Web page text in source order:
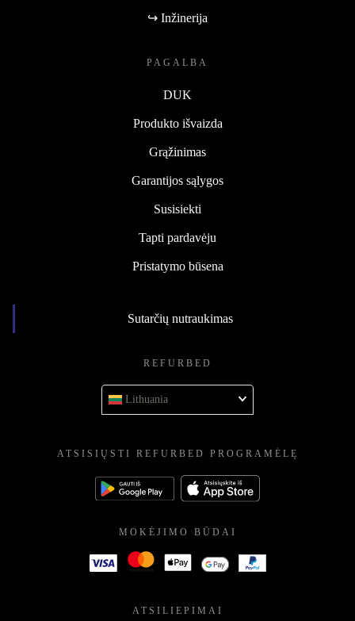
↪ Inžinerija
PAGALBA
DUK
Produkto išvaizda
Grąžinimas
Garantijos sąlygos
Susisiekti
Tapti pardavėju
Pristatymo būsena
Sutarčių nutraukimas
REFURBED
Lithuania
ATSISIŲSTI REFURBED PROGRAMĖLĘ
MOKĖJIMO BŪDAI
ATSILIEPIMAI